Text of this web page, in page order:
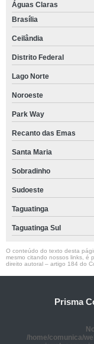
Águas Claras
Brasília
Ceilândia
Distrito Federal
Lago Norte
Noroeste
Park Way
Recanto das Emas
Santa Maria
Sobradinho
Sudoeste
Taguatinga
Taguatinga Sul
O conteúdo do texto desta
mesmo citando nossos links, é
direito autoral – artigo 184 do
Prisma
/home/comunica/